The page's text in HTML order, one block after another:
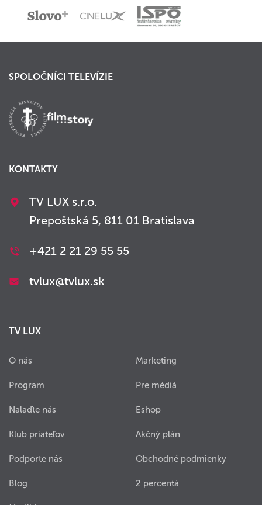
SPOLOČNÍCI TELEVÍZIE
KONTAKTY
TV LUX s.r.o.
Prepoštská 5, 811 01 Bratislava
+421 2 21 29 55 55
tvlux@tvlux.sk
TV LUX
O nás
Program
Nalaďte nás
Klub priateľov
Podporte nás
Blog
Marketing
Pre médiá
Eshop
Akčný plán
Obchodné podmienky
2 percentá